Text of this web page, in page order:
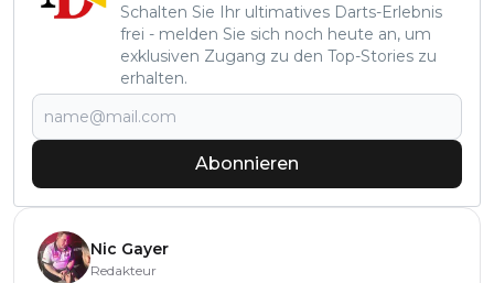
Schalten Sie Ihr ultimatives Darts-Erlebnis
frei - melden Sie sich noch heute an, um
exklusiven Zugang zu den Top-Stories zu
erhalten.
Abonnieren
Nic Gayer
Redakteur